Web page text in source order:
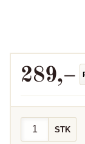
289,–
STK